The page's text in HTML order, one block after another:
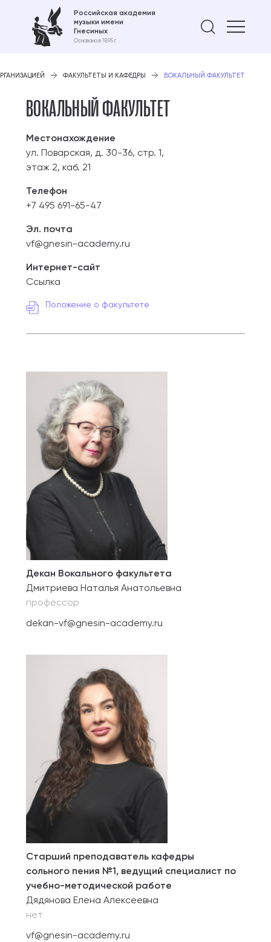
Российская академия
музыки имени
Гнесиных
Основана в 1895 г.
Найти
ФАКУЛЬТЕТЫ И КАФЕДРЫ ВОКАЛЬНЫЙ ФАКУЛЬТЕТ
ВОКАЛЬНЫЙ ФАКУЛЬТЕТ
Местонахождение
ул. Поварская, д. 30-36, стр. 1,
этаж 2, каб. 21
Телефон
+7 495 691-65-47
Эл. почта
vf@gnesin-academy.ru
Интернет-сайт
Ссылка
Положение о факультете
Декан Вокального факультета
Дмитриева Наталья Анатольевна
профессор
dekan-vf@gnesin-academy.ru
Старший преподаватель кафедры
сольного пения №1, ведущий специалист по
учебно-методической работе
Дядянова Елена Алексеевна
нет
vf@gnesin-academy.ru